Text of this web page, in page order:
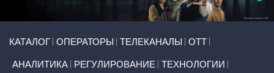
КАТАЛОГ ОПЕРАТОРЫ ТЕЛЕКАНАЛЫ ОТТ
АНАЛИТИКА РЕГУЛИРОВАНИЕ ТЕХНОЛОГИИ